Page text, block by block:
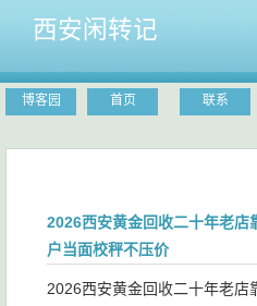
西安闲转记
博客园 首页 联系
2026西安黄金回收二十年老店
户当面校秤不压价
2026西安黄金回收二十年老店